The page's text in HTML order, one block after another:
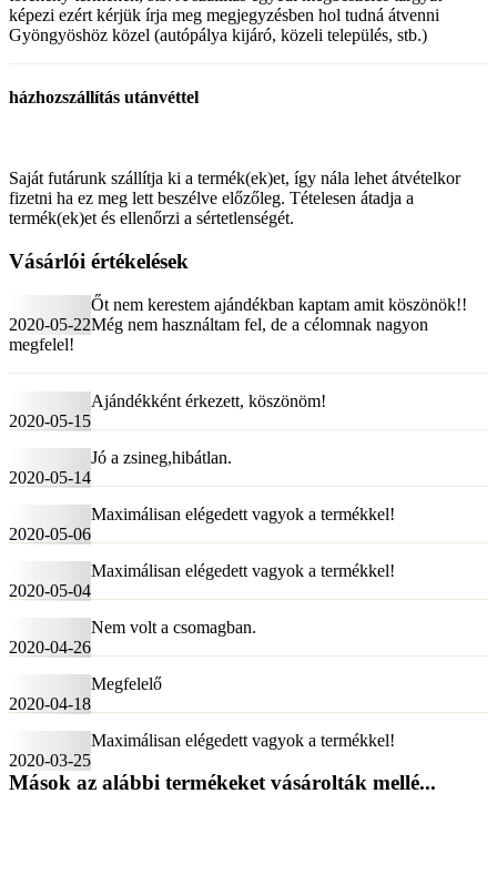
képezi ezért kérjük írja meg megjegyzésben hol tudná átvenni
Gyöngyöshöz közel (autópálya kijáró, közeli település, stb.)
házhozszállítás utánvéttel
Saját futárunk szállítja ki a termék(ek)et, így nála lehet átvételkor
fizetni ha ez meg lett beszélve előzőleg. Tételesen átadja a
termék(ek)et és ellenőrzi a sértetlenségét.
Vásárlói értékelések
2020-05-22
Őt nem kerestem ajándékban kaptam amit köszönök!!
Még nem használtam fel, de a célomnak nagyon
megfelel!
2020-05-15
Ajándékként érkezett, köszönöm!
2020-05-14
Jó a zsineg,hibátlan.
2020-05-06
Maximálisan elégedett vagyok a termékkel!
2020-05-04
Maximálisan elégedett vagyok a termékkel!
2020-04-26
Nem volt a csomagban.
2020-04-18
Megfelelő
2020-03-25
Maximálisan elégedett vagyok a termékkel!
Mások az alábbi termékeket vásárolták mellé...